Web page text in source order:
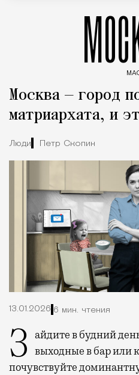
Москва — город
матриархата, и
Люди Петр Скопин
13.01.2026 6 мин. чтения
Зайдите в будний день в любое кафе, на выходные в бар или
почувствуйте